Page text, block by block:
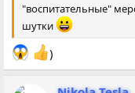
"воспитательные"
шутки
)